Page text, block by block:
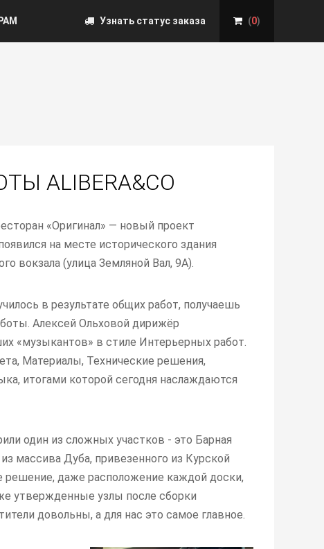
Узнать статус заказа (0)
ALIBERA&CO
«Оригинал» — новый проект
на месте исторического здания
вокзала (улица Земляной Вал, 9А).
в результате общих работ, получаешь
Алексей Ольховой дирижёр
«музыкантов» в стиле Интерьерных работ.
Материалы, Технические решения,
итогами которой сегодня наслаждаются
один из сложных участков - это Барная
массива Дуба, привезенного из Курской
решение, даже расположение каждой доски,
утвержденные узлы после сборки
довольны, а для нас это самое главное.